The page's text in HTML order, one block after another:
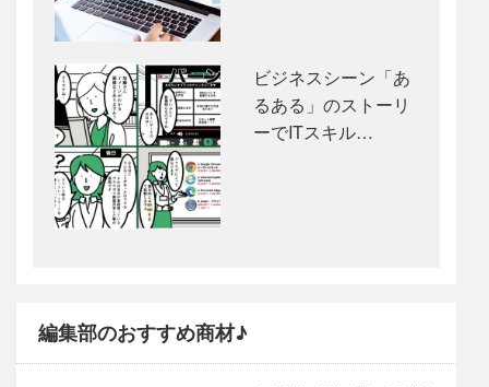
ビジネスシーン「あ
るある」のストーリ
ーでITスキル…
編集部のおすすめ商材♪